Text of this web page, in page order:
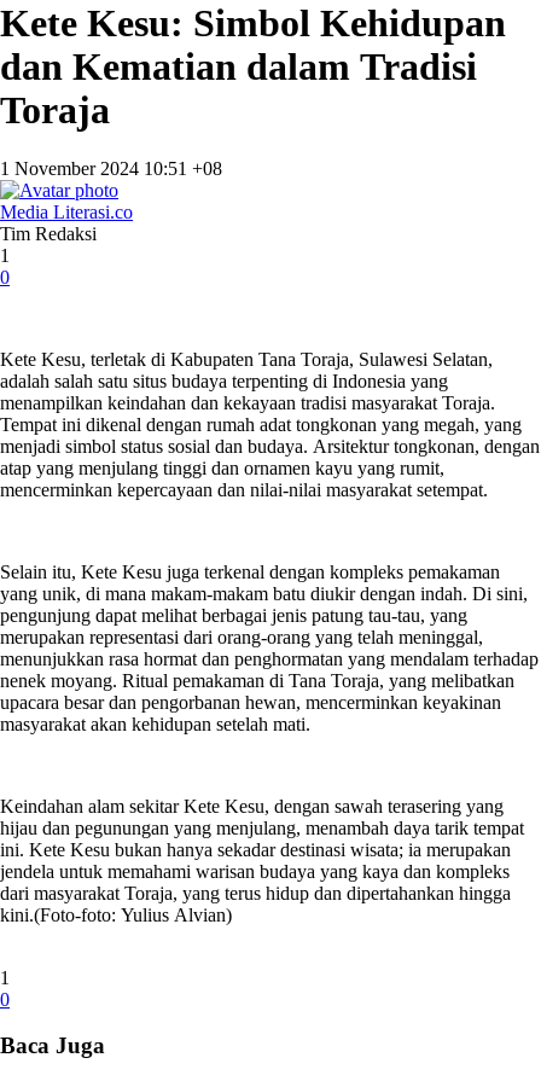
Kete Kesu: Simbol Kehidupan
dan Kematian dalam Tradisi
Toraja
1 November 2024 10:51 +08
Media Literasi.co
Tim Redaksi
1
0
Kete Kesu, terletak di Kabupaten Tana Toraja, Sulawesi Selatan,
adalah salah satu situs budaya terpenting di Indonesia yang
menampilkan keindahan dan kekayaan tradisi masyarakat Toraja.
Tempat ini dikenal dengan rumah adat tongkonan yang megah, yang
menjadi simbol status sosial dan budaya. Arsitektur tongkonan, dengan
atap yang menjulang tinggi dan ornamen kayu yang rumit,
mencerminkan kepercayaan dan nilai-nilai masyarakat setempat.
Selain itu, Kete Kesu juga terkenal dengan kompleks pemakaman
yang unik, di mana makam-makam batu diukir dengan indah. Di sini,
pengunjung dapat melihat berbagai jenis patung tau-tau, yang
merupakan representasi dari orang-orang yang telah meninggal,
menunjukkan rasa hormat dan penghormatan yang mendalam terhadap
nenek moyang. Ritual pemakaman di Tana Toraja, yang melibatkan
upacara besar dan pengorbanan hewan, mencerminkan keyakinan
masyarakat akan kehidupan setelah mati.
Keindahan alam sekitar Kete Kesu, dengan sawah terasering yang
hijau dan pegunungan yang menjulang, menambah daya tarik tempat
ini. Kete Kesu bukan hanya sekadar destinasi wisata; ia merupakan
jendela untuk memahami warisan budaya yang kaya dan kompleks
dari masyarakat Toraja, yang terus hidup dan dipertahankan hingga
kini.(Foto-foto: Yulius Alvian)
1
0
Baca Juga